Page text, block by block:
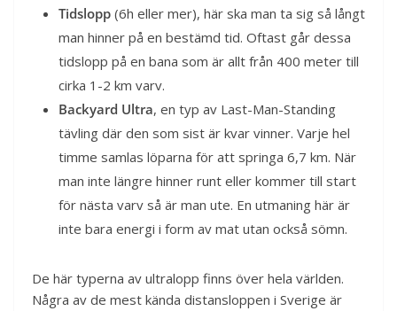
Tidslopp (6h eller mer), här ska man ta sig så långt
man hinner på en bestämd tid. Oftast går dessa
tidslopp på en bana som är allt från 400 meter till
cirka 1-2 km varv.
Backyard Ultra, en typ av Last-Man-Standing
tävling där den som sist är kvar vinner. Varje hel
timme samlas löparna för att springa 6,7 km. När
man inte längre hinner runt eller kommer till start
för nästa varv så är man ute. En utmaning här är
inte bara energi i form av mat utan också sömn.
De här typerna av ultralopp finns över hela världen.
Några av de mest kända distansloppen i Sverige är